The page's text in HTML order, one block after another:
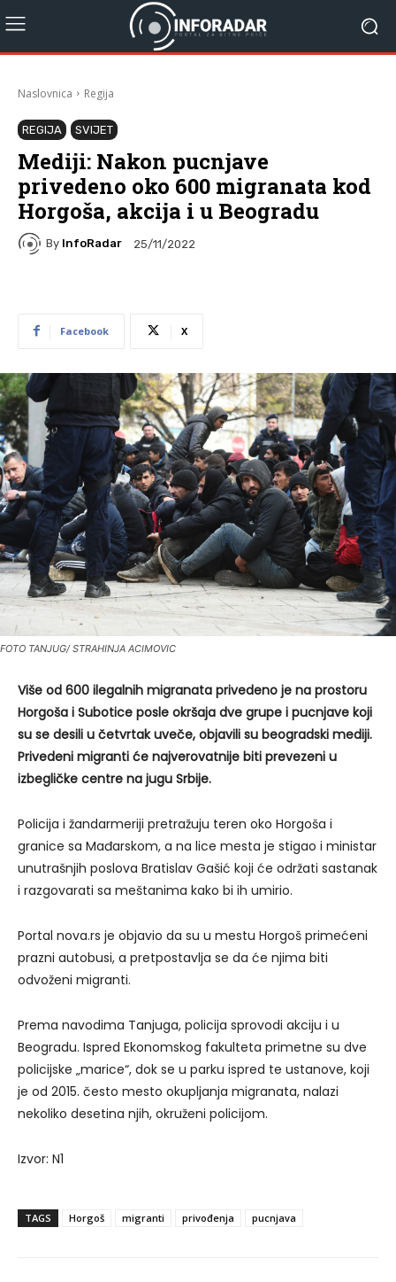
Naslovnica Regija
REGIJA SVIJET
Mediji: Nakon pucnjave
privedeno oko 600 migranata kod
Horgoša, akcija i u Beogradu
By InfoRadar 25/11/2022
Facebook X
FOTO TANJUG/ STRAHINJA ACIMOVIC
Više od 600 ilegalnih migranata privedeno je na prostoru
Horgoša i Subotice posle okršaja dve grupe i pucnjave koji
su se desili u četvrtak uveče, objavili su beogradski mediji.
Privedeni migranti će najverovatnije biti prevezeni u
izbegličke centre na jugu Srbije.
Policija i žandarmeriji pretražuju teren oko Horgoša i
granice sa Mađarskom, a na lice mesta je stigao i ministar
unutrašnjih poslova Bratislav Gašić koji će održati sastanak
i razgovarati sa meštanima kako bi ih umirio.
Portal nova.rs je objavio da su u mestu Horgoš primećeni
prazni autobusi, a pretpostavlja se da će njima biti
odvoženi migranti.
Prema navodima Tanjuga, policija sprovodi akciju i u
Beogradu. Ispred Ekonomskog fakulteta primetne su dve
policijske „marice“, dok se u parku ispred te ustanove, koji
je od 2015. često mesto okupljanja migranata, nalazi
nekoliko desetina njih, okruženi policijom.
Izvor: N1
TAGS Horgoš migranti privođenja pucnjava